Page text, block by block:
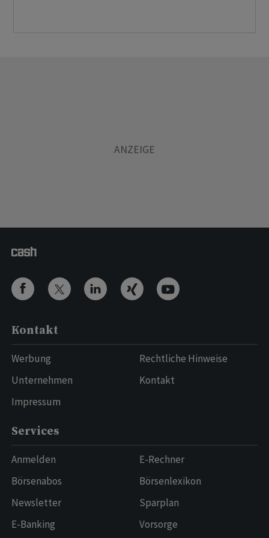
Kontakt
Werbung
Unternehmen
Impressum
Rechtliche Hinweise
Kontakt
Services
Anmelden
Börsenabos
Newsletter
E-Banking
E-Rechner
Börsenlexikon
Sparplan
Vorsorge